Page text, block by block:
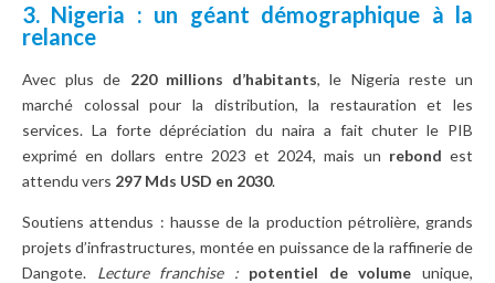
3. Nigeria : un géant démographique à la
relance
Avec plus de 220 millions d’habitants, le Nigeria reste un
marché colossal pour la distribution, la restauration et les
services. La forte dépréciation du naira a fait chuter le PIB
exprimé en dollars entre 2023 et 2024, mais un rebond est
attendu vers 297 Mds USD en 2030.
Soutiens attendus : hausse de la production pétrolière, grands
projets d’infrastructures, montée en puissance de la raffinerie de
Dangote. Lecture franchise : potentiel de volume unique,